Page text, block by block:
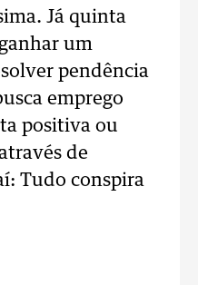
Já quinta
um
pendência
emprego
positiva ou
de
Tudo conspira